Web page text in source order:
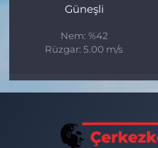
Güneşli
Nem: %42
Rüzgar: 5.00 m/s